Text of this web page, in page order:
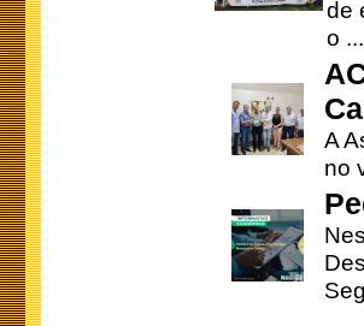
de
o ...
A
no